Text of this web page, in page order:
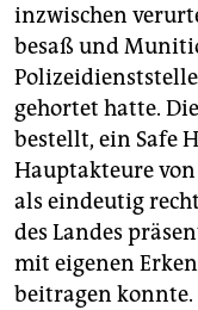
inzwischen
besaß und
gehortet hatte.
bestellt, ein Safe
Hauptakteure
als eindeutig
des Landes
mit eigenen
beitragen konnte.